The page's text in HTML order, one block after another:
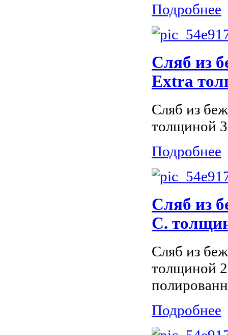
Подробнее
Сляб из
Extra
Сляб из
толщиной
Подробнее
Сляб из
С.
Сляб из
толщиной
Подробнее